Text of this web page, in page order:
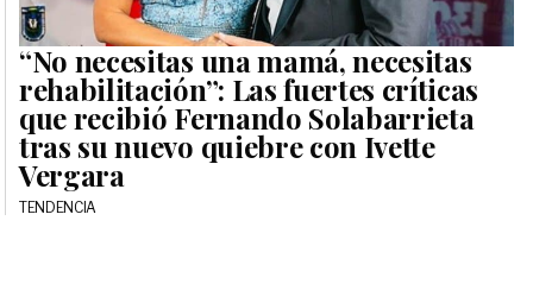
“No necesitas una mamá, necesitas
rehabilitación”: Las fuertes críticas
que recibió Fernando Solabarrieta
tras su nuevo quiebre con Ivette
Vergara
TENDENCIA